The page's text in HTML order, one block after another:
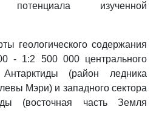
потенциала изученной
геологического содержания
- 1:2 500 000 центрального
(район ледника
Мэри) и западного сектора
(восточная часть Земля